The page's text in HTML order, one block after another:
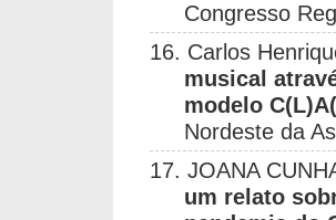
Congresso
16. Carlos
musical
modelo
Nordeste da
17. JOANA
um relato